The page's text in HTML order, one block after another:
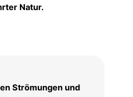
Natur.
Strömungen und